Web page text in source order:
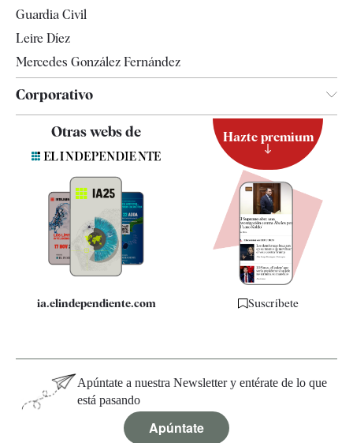
Guardia Civil
Leire Díez
Mercedes González Fernández
Corporativo
Contacto
Quiénes somos
Especificaciones
Otras webs de
ia.elindependiente.com
Hazte premium
Suscríbete
Apúntate a nuestra Newsletter y entérate de lo que
está pasando
Apúntate